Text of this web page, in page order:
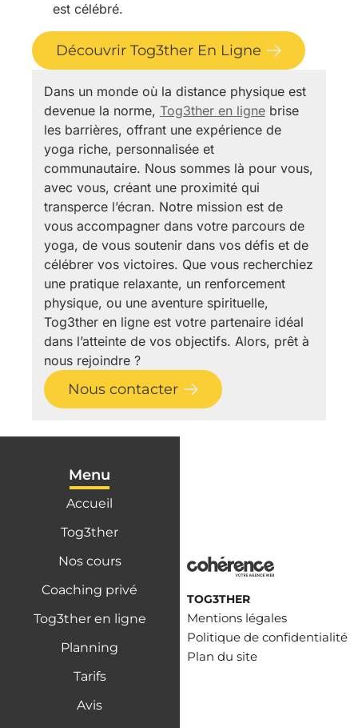
est célébré.
Découvrir Tog3ther En Ligne
Dans un monde où la distance physique est
devenue la norme, Tog3ther en lignebrise
les barrières, offrant une expérience de
yoga riche, personnalisée et
communautaire. Nous sommes là pour vous,
avec vous, créant une proximité qui
transperce l’écran. Notre mission est de
vous accompagner dans votre parcours de
yoga, de vous soutenir dans vos défis et de
célébrer vos victoires. Que vous recherchiez
une pratique relaxante, un renforcement
physique, ou une aventure spirituelle,
Tog3ther en ligne est votre partenaire idéal
dans l’atteinte de vos objectifs. Alors, prêt à
nous rejoindre ?
Nous contacter
Menu
Accueil
Tog3ther
Nos cours
Coaching privé
Tog3ther en ligne
Planning
Tarifs
Avis
TOG3THER
Mentions légales
Politique de confidentialité
Plan du site